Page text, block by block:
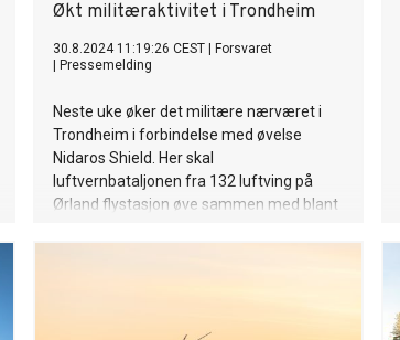
Økt militæraktivitet i Trondheim
30.8.2024 11:19:26 CEST
Forsvaret
Pressemelding
Neste uke øker det militære nærværet i
Trondheim i forbindelse med øvelse
Nidaros Shield. Her skal
luftvernbataljonen fra 132 luftving på
Ørland flystasjon øve sammen med blant